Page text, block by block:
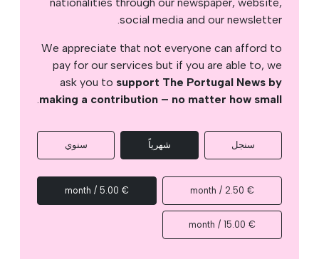
social media and our newsletter.
We appreciate that not everyone can afford to
pay for our services but if you are able to, we
ask you to support The Portugal News by
making a contribution – no matter how small
.
سنجل شهرياً سنوي
€ 2.50 / month
€ 5.00 / month
€ 15.00 / month